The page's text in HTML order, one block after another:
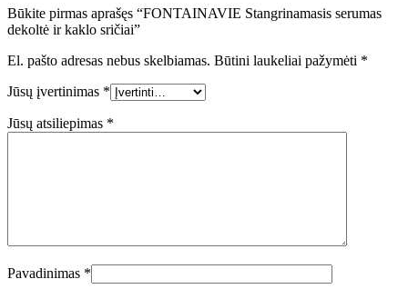
Būkite pirmas aprašęs “FONTAINAVIE Stangrinamasis serumas
dekoltė ir kaklo sričiai”
El. pašto adresas nebus skelbiamas. Būtini laukeliai pažymėti *
Jūsų įvertinimas *
Jūsų atsiliepimas *
Pavadinimas *